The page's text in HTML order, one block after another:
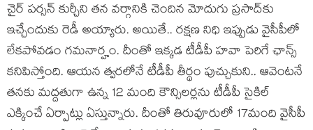
చైర్ ప‌ర్స‌న్ కుర్చీని త‌న వ‌ర్గానికి చెందిన మోదుగు ప్ర‌సాద్‌కు
ఇచ్చేందుకు రెడీ అయ్యారు. అయితే.. ర‌క్ష‌ణ నిధి ఇప్పుడు వైసీపీలో
లేక‌పోవ‌డం గ‌మ‌నార్హం. దీంతో ఇక్క‌డ టీడీపీ హ‌వా పెరిగే ఛాన్స్
క‌నిపిస్తోంది. ఆయన త్వ‌ర‌లోనే టీడీపీ తీర్థం పుచ్చుకుని.. ఆవెంట‌నే
త‌నకు మ‌ద్ద‌తుగా ఉన్న 12 మంది కౌన్సిల‌ర్ల‌ను టీడీపీ సైకిల్
ఎక్కించే ఏర్పాట్లు ఏస్తున్నారు. దీంతో తిరువూరులో 17మంది వైసీపీ